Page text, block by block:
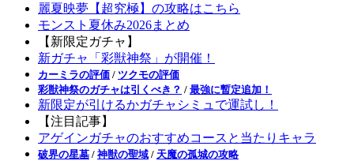
麗夏映夢【超究極】の攻略はこちら
モンスト夏休み2026まとめ
【新限定ガチャ】
新ガチャ「彩獣神祭」が開催！
カーミラの評価 / ツクモの評価
彩獣神祭のガチャは引くべき？ / 最強に暫定追加！
新限定が引けるかガチャシミュで運試し！
【注目記事】
アゲインガチャのおすすめコースと当たりキャラ
破界の星墓 / 神獣の聖域 / 天魔の孤城の攻略